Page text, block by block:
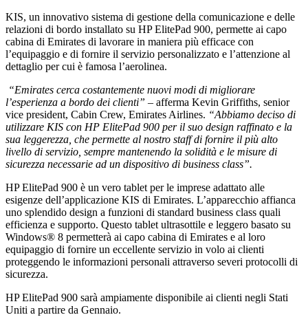
KIS, un innovativo sistema di gestione della comunicazione e delle
relazioni di bordo installato su HP ElitePad 900, permette ai capo
cabina di Emirates di lavorare in maniera più efficace con
l’equipaggio e di fornire il servizio personalizzato e l’attenzione al
dettaglio per cui è famosa l’aerolinea.
“Emirates cerca costantemente nuovi modi di migliorare
l’esperienza a bordo dei clienti” – afferma Kevin Griffiths, senior
vice president, Cabin Crew, Emirates Airlines. “Abbiamo deciso di
utilizzare KIS con HP ElitePad 900 per il suo design raffinato e la
sua leggerezza, che permette al nostro staff di fornire il più alto
livello di servizio, sempre mantenendo la solidità e le misure di
sicurezza necessarie ad un dispositivo di business class”.
HP ElitePad 900 è un vero tablet per le imprese adattato alle
esigenze dell’applicazione KIS di Emirates. L’apparecchio affianca
uno splendido design a funzioni di standard business class quali
efficienza e supporto. Questo tablet ultrasottile e leggero basato su
Windows® 8 permetterà ai capo cabina di Emirates e al loro
equipaggio di fornire un eccellente servizio in volo ai clienti
proteggendo le informazioni personali attraverso severi protocolli di
sicurezza.
HP ElitePad 900 sarà ampiamente disponibile ai clienti negli Stati
Uniti a partire da Gennaio.